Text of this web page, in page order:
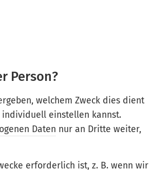
Person?
welchem Zweck dies dient
individuell einstellen kannst.
Daten nur an Dritte weiter,
erforderlich ist, z. B. wenn wir